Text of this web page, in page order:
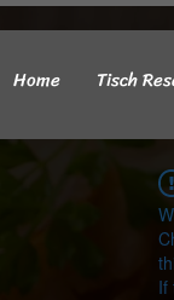
Home Tisch
If